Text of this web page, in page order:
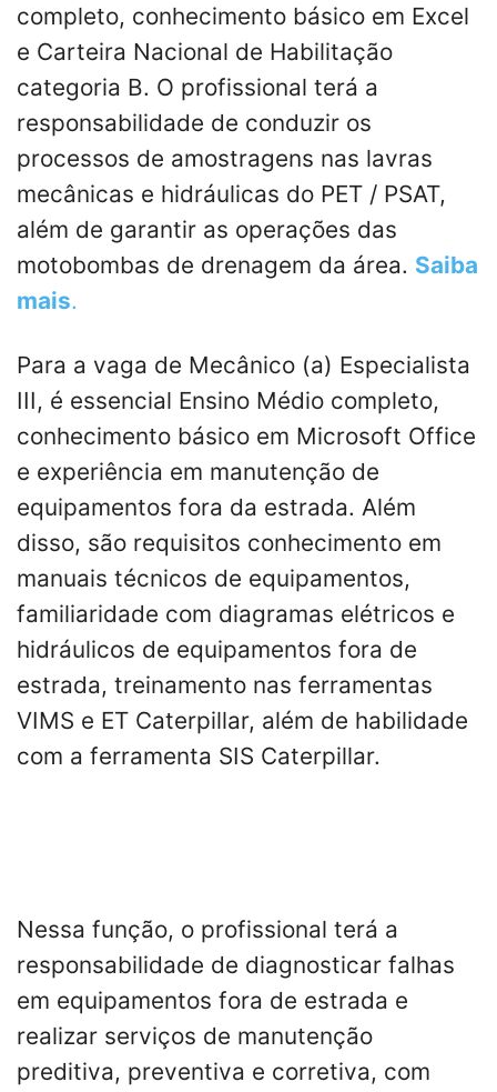
completo, conhecimento básico em Excel
e Carteira Nacional de Habilitação
categoria B. O profissional terá a
responsabilidade de conduzir os
processos de amostragens nas lavras
mecânicas e hidráulicas do PET / PSAT,
além de garantir as operações das
motobombas de drenagem da área. Saiba
mais.
Para a vaga de Mecânico (a) Especialista
III, é essencial Ensino Médio completo,
conhecimento básico em Microsoft Office
e experiência em manutenção de
equipamentos fora da estrada. Além
disso, são requisitos conhecimento em
manuais técnicos de equipamentos,
familiaridade com diagramas elétricos e
hidráulicos de equipamentos fora de
estrada, treinamento nas ferramentas
VIMS e ET Caterpillar, além de habilidade
com a ferramenta SIS Caterpillar.
Nessa função, o profissional terá a
responsabilidade de diagnosticar falhas
em equipamentos fora de estrada e
realizar serviços de manutenção
preditiva, preventiva e corretiva, com